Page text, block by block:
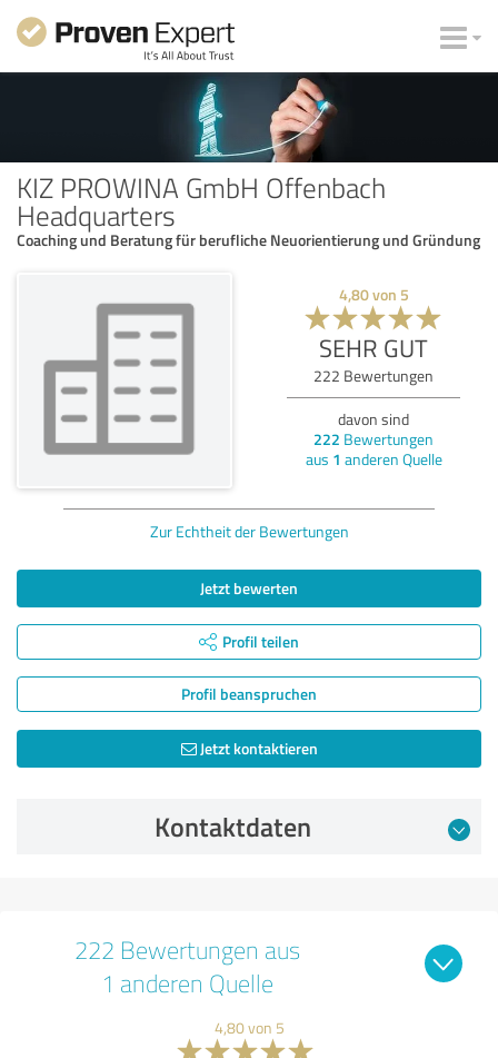
KIZ PROWINA GmbH Offenbach
Headquarters
Coaching und Beratung für berufliche Neuorientierung und Gründung
4,80von 5
SEHR GUT
222 Bewertungen
davon sind
222 Bewertungen
aus 1 anderen Quelle
Zur Echtheit der Bewertungen
Jetzt bewerten
Profil teilen
Profil beanspruchen
Jetzt kontaktieren
Kontaktdaten
222 Bewertungen aus
1 anderen Quelle
4,80 von 5